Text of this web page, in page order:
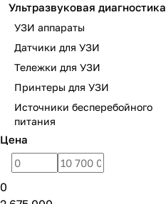
Ультразвуковая диагностика
УЗИ аппараты
Датчики для УЗИ
Тележки для УЗИ
Принтеры для УЗИ
Источники бесперебойного
питания
Цена
0